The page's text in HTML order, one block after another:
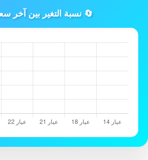
🔄 نسبة التغير بين آخر